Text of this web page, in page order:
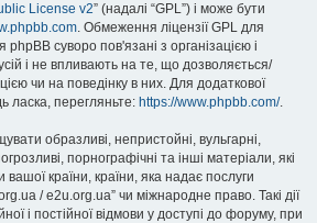
License v2” (надалі “GPL”) і може бути
. Обмеження ліцензії GPL для
суворо пов'язані з організацією і
і не впливають на те, що дозволяється/
чи на поведінку в них. Для додаткової
ласка, перегляньте: https://www.phpbb.com/.
образливі, непристойні, вульгарні,
порнографічні та інші матеріали, які
країни, країни, яка надає послуги
/ e2u.org.ua” чи міжнародне право. Такі дії
і постійної відмови у доступі до форуму, при